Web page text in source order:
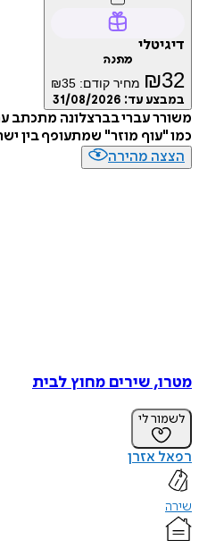
דיגיטלי
מתנה
₪32 מחיר קודם: ₪35
במבצע עד: 31/08/2026
משורר עברי בברצלונה מתכתב
כמו "עוף מוזר" שמתעופף בין
הצצה מהירה
מטרו, שירים מחוץ לבית
לשמור לי
רפאל אזרן
שירה